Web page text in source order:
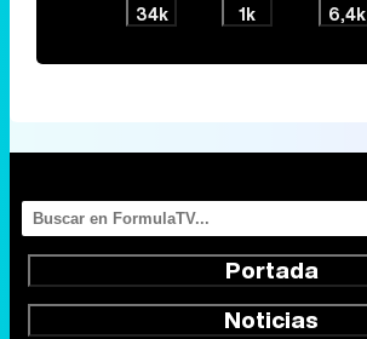
34k 1k 6,4k
Portada
Noticias